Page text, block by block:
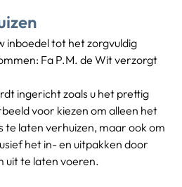
inboedel tot het zorgvuldig
Fa P.M. de Wit verzorgt
ingericht zoals u het prettig
voor kiezen om alleen het
te laten verhuizen, maar ook om
het in- en uitpakken door
uit te laten voeren.